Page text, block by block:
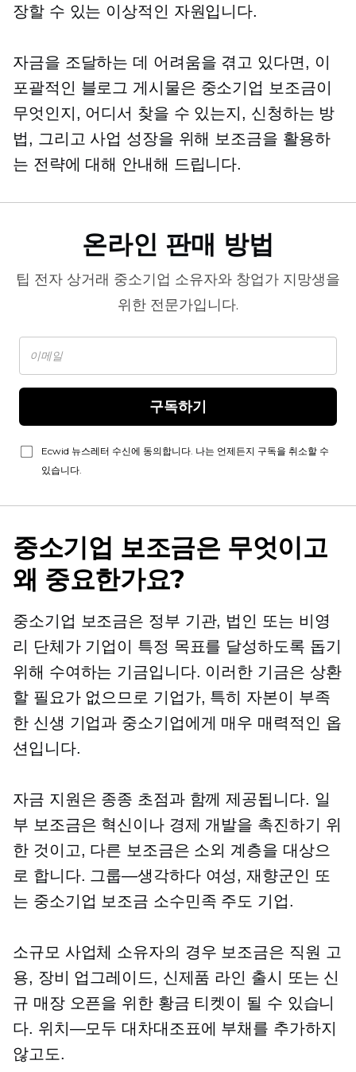
장할 수 있는 이상적인 자원입니다.
자금을 조달하는 데 어려움을 겪고 있다면, 이
포괄적인 블로그 게시물은 중소기업 보조금이
무엇인지, 어디서 찾을 수 있는지, 신청하는 방
법, 그리고 사업 성장을 위해 보조금을 활용하
는 전략에 대해 안내해 드립니다.
온라인 판매 방법
팁 전자 상거래 중소기업 소유자와 창업가 지망생을
위한 전문가입니다.
구독하기
Ecwid 뉴스레터 수신에 동의합니다. 나는 언제든지 구독을 취소할 수
있습니다.
중소기업 보조금은 무엇이고
왜 중요한가요?
중소기업 보조금은 정부 기관, 법인 또는 비영
리 단체가 기업이 특정 목표를 달성하도록 돕기
위해 수여하는 기금입니다. 이러한 기금은 상환
할 필요가 없으므로 기업가, 특히 자본이 부족
한 신생 기업과 중소기업에게 매우 매력적인 옵
션입니다.
자금 지원은 종종 초점과 함께 제공됩니다. 일
부 보조금은 혁신이나 경제 개발을 촉진하기 위
한 것이고, 다른 보조금은 소외 계층을 대상으
로 합니다. 그룹—생각하다여성, 재향군인 또
는 중소기업 보조금 소수민족 주도 기업.
소규모 사업체 소유자의 경우 보조금은 직원 고
용, 장비 업그레이드, 신제품 라인 출시 또는 신
규 매장 오픈을 위한 황금 티켓이 될 수 있습니
다. 위치—모두 대차대조표에 부채를 추가하지
않고도.